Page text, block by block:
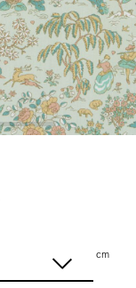
cm